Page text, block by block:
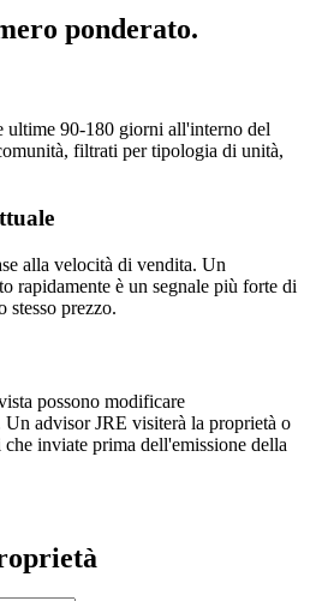
ponderato.
ultime 90-180 giorni all'interno del
filtrati per tipologia di unità,
alla velocità di vendita. Un
rapidamente è un segnale più forte di
stesso prezzo.
possono modificare
advisor JRE visiterà la proprietà o
inviate prima dell'emissione della